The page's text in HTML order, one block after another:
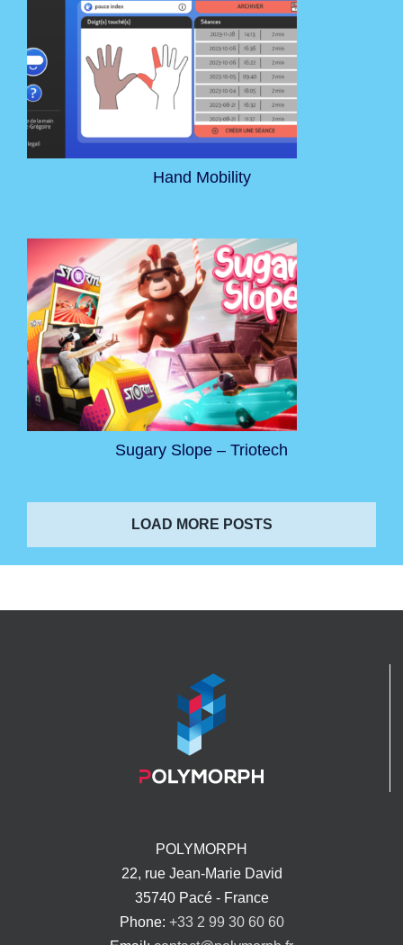
Hand Mobility
Sugary Slope – Triotech
LOAD MORE POSTS
POLYMORPH
22, rue Jean-Marie David
35740 Pacé - France
Phone: +33 2 99 30 60 60